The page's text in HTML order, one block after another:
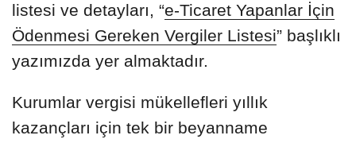
listesi ve detayları, “e-Ticaret Yapanlar İçin
Ödenmesi Gereken Vergiler Listesi” başlıklı
yazımızda yer almaktadır.
Kurumlar vergisi mükellefleri yıllık
kazançları için tek bir beyanname